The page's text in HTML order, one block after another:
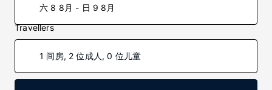
六 8 8月 - 日 9 8月
Travellers
1 间房, 2 位成人, 0 位儿童